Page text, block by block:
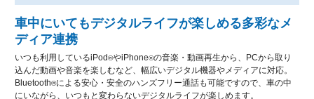
車中にいてもデジタルライフが楽しめる多彩なメ
ディア連携
いつも利用しているiPod®やiPhone®の音楽・動画再生から、PCから取り
込んだ動画や音楽を楽しむなど、幅広いデジタル機器やメディアに対応。
Bluetooth®による安心・安全のハンズフリー通話も可能ですので、車の中
にいながら、いつもと変わらないデジタルライフが楽しめます。